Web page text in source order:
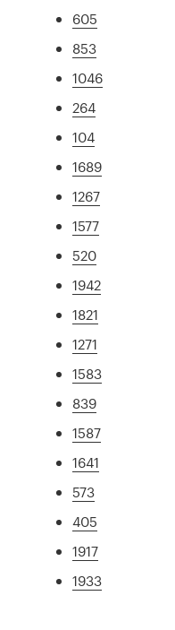
605
853
1046
264
104
1689
1267
1577
520
1942
1821
1271
1583
839
1587
1641
573
405
1917
1933